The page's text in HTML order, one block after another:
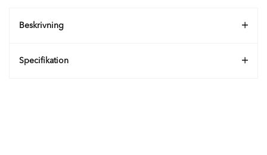
Beskrivning
Specifikation